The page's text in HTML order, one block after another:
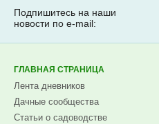
Подпишитесь на наши
новости по e-mail:
ГЛАВНАЯ СТРАНИЦА
Лента дневников
Дачные сообщества
Статьи о садоводстве